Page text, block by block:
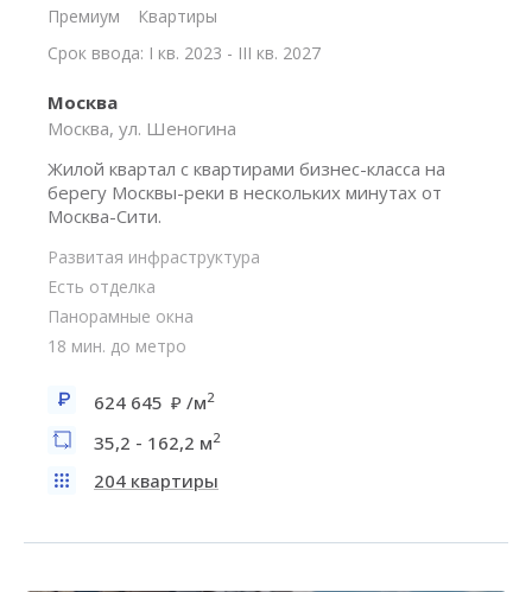
Премиум
Квартиры
Срок ввода: I кв. 2023 - III кв. 2027
Москва
Москва, ул. Шеногина
Жилой квартал с квартирами бизнес-класса на
берегу Москвы-реки в нескольких минутах от
Москва-Сити.
Развитая инфраструктура
Есть отделка
Панорамные окна
18 мин. до метро
624 645 /м2
35,2 - 162,2 м2
204 квартиры